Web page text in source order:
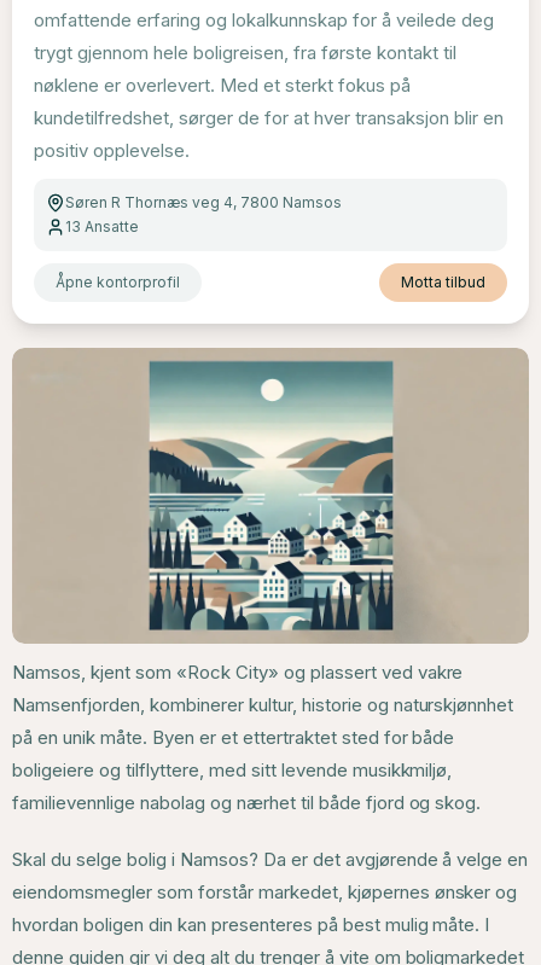
omfattende erfaring og lokalkunnskap for å veilede deg
trygt gjennom hele boligreisen, fra første kontakt til
nøklene er overlevert. Med et sterkt fokus på
kundetilfredshet, sørger de for at hver transaksjon blir en
positiv opplevelse.
Søren R Thornæs veg 4, 7800 Namsos
13 Ansatte
Åpne kontorprofil Motta tilbud
Namsos, kjent som «Rock City» og plassert ved vakre
Namsenfjorden, kombinerer kultur, historie og naturskjønnhet
på en unik måte. Byen er et ettertraktet sted for både
boligeiere og tilflyttere, med sitt levende musikkmiljø,
familievennlige nabolag og nærhet til både fjord og skog.
Skal du selge bolig i Namsos? Da er det avgjørende å velge en
eiendomsmegler som forstår markedet, kjøpernes ønsker og
hvordan boligen din kan presenteres på best mulig måte. I
denne guiden gir vi deg alt du trenger å vite om boligmarkedet